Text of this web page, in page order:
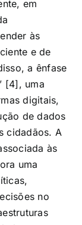
em
às
e de
a ênfase
[4], uma
digitais,
de dados
cidadãos. A
às
uma
no